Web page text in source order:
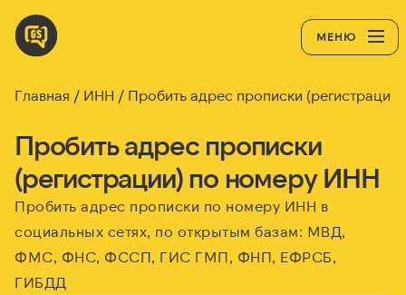
МЕНЮ
Главная ИНН Пробить адрес прописки
Пробить адрес прописки
(регистрации) по номеру ИНН
Пробить адрес прописки по номеру ИНН в
социальных сетях, по открытым базам: МВД,
ФМС, ФНС, ФССП, ГИС ГМП, ФНП, ЕФРСБ,
ГИБДД